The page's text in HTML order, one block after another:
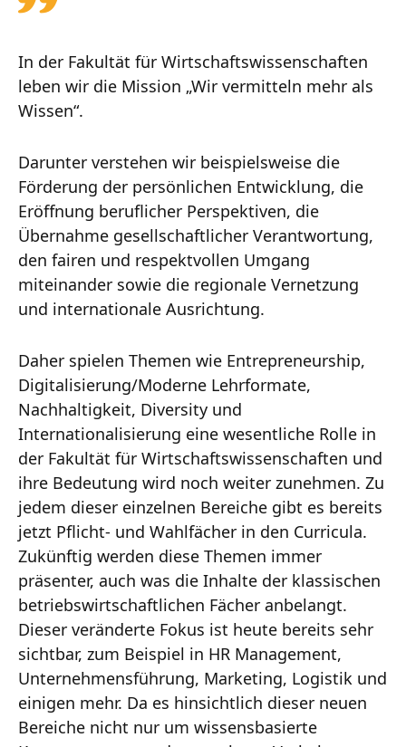
In der Fakultät für Wirtschaftswissenschaften
leben wir die Mission „Wir vermitteln mehr als
Wissen“.
Darunter verstehen wir beispielsweise die
Förderung der persönlichen Entwicklung, die
Eröffnung beruflicher Perspektiven, die
Übernahme gesellschaftlicher Verantwortung,
den fairen und respektvollen Umgang
miteinander sowie die regionale Vernetzung
und internationale Ausrichtung.
Daher spielen Themen wie Entrepreneurship,
Digitalisierung/Moderne Lehrformate,
Nachhaltigkeit, Diversity und
Internationalisierung eine wesentliche Rolle in
der Fakultät für Wirtschaftswissenschaften und
ihre Bedeutung wird noch weiter zunehmen. Zu
jedem dieser einzelnen Bereiche gibt es bereits
jetzt Pflicht- und Wahlfächer in den Curricula.
Zukünftig werden diese Themen immer
präsenter, auch was die Inhalte der klassischen
betriebswirtschaftlichen Fächer anbelangt.
Dieser veränderte Fokus ist heute bereits sehr
sichtbar, zum Beispiel in HR Management,
Unternehmensführung, Marketing, Logistik und
einigen mehr. Da es hinsichtlich dieser neuen
Bereiche nicht nur um wissensbasierte